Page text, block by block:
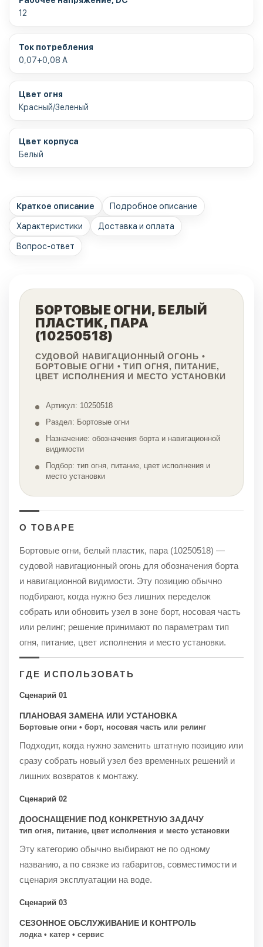
12
Ток потребления
0,07+0,08 А
Цвет огня
Красный/Зеленый
Цвет корпуса
Белый
Краткое описание Подробное описание
Характеристики Доставка и оплата
Вопрос-ответ
БОРТОВЫЕ ОГНИ, БЕЛЫЙ
ПЛАСТИК, ПАРА
(10250518)
СУДОВОЙ НАВИГАЦИОННЫЙ ОГОНЬ •
БОРТОВЫЕ ОГНИ • ТИП ОГНЯ, ПИТАНИЕ,
ЦВЕТ ИСПОЛНЕНИЯ И МЕСТО УСТАНОВКИ
Артикул: 10250518
Раздел: Бортовые огни
Назначение: обозначения борта и навигационной
видимости
Подбор: тип огня, питание, цвет исполнения и
место установки
О ТОВАРЕ
Бортовые огни, белый пластик, пара (10250518) —
судовой навигационный огонь для обозначения борта
и навигационной видимости. Эту позицию обычно
подбирают, когда нужно без лишних переделок
собрать или обновить узел в зоне борт, носовая часть
или релинг; решение принимают по параметрам тип
огня, питание, цвет исполнения и место установки.
ГДЕ ИСПОЛЬЗОВАТЬ
Сценарий 01
ПЛАНОВАЯ ЗАМЕНА ИЛИ УСТАНОВКА
Бортовые огни • борт, носовая часть или релинг
Подходит, когда нужно заменить штатную позицию или
сразу собрать новый узел без временных решений и
лишних возвратов к монтажу.
Сценарий 02
ДООСНАЩЕНИЕ ПОД КОНКРЕТНУЮ ЗАДАЧУ
тип огня, питание, цвет исполнения и место установки
Эту категорию обычно выбирают не по одному
названию, а по связке из габаритов, совместимости и
сценария эксплуатации на воде.
Сценарий 03
СЕЗОННОЕ ОБСЛУЖИВАНИЕ И КОНТРОЛЬ
лодка • катер • сервис